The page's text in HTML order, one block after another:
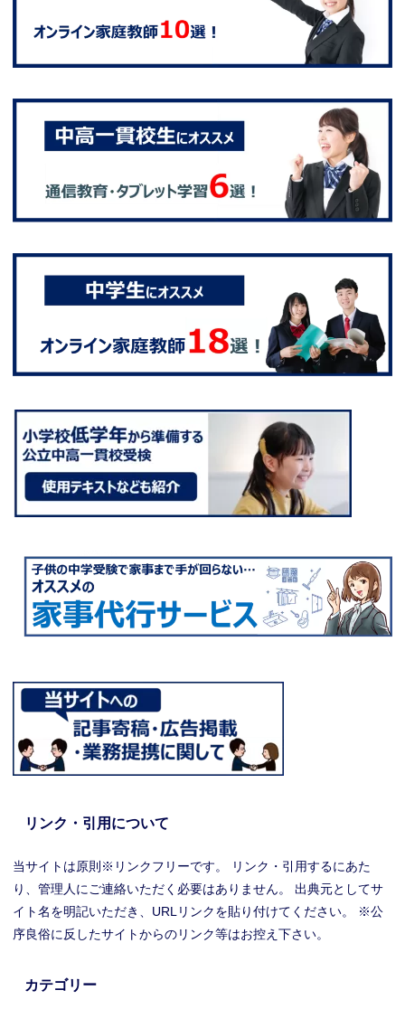
リンク・引用について
当サイトは原則※リンクフリーです。 リンク・引用するにあた
り、管理人にご連絡いただく必要はありません。 出典元としてサ
イト名を明記いただき、URLリンクを貼り付けてください。 ※公
序良俗に反したサイトからのリンク等はお控え下さい。
カテゴリー